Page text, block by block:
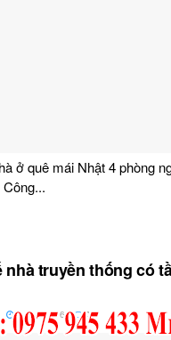
ở quê mái Nhật 4 phòng
nhà truyền thống có
04/07/2026 0